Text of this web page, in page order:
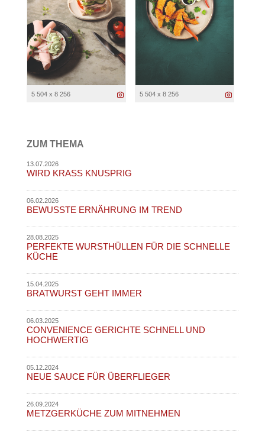
5 504 x 8 256 5 504 x 8 256
ZUM THEMA
13.07.2026
WIRD KRASS KNUSPRIG
06.02.2026
BEWUSSTE ERNÄHRUNG IM TREND
28.08.2025
PERFEKTE WURSTHÜLLEN FÜR DIE SCHNELLE
KÜCHE
15.04.2025
BRATWURST GEHT IMMER
06.03.2025
CONVENIENCE GERICHTE SCHNELL UND
HOCHWERTIG
05.12.2024
NEUE SAUCE FÜR ÜBERFLIEGER
26.09.2024
METZGERKÜCHE ZUM MITNEHMEN